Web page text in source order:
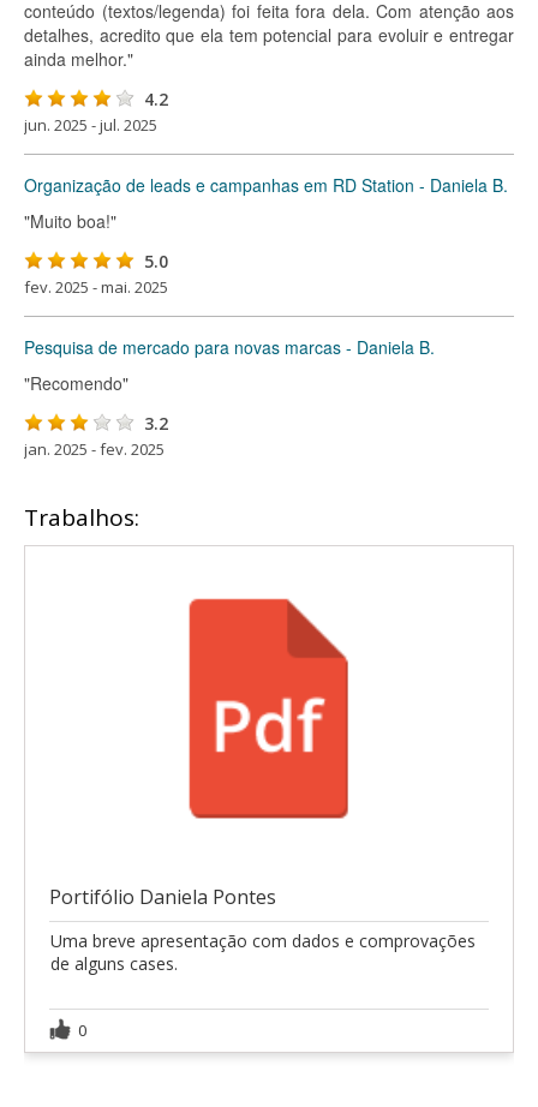
conteúdo (textos/legenda) foi feita fora dela. Com atenção aos
detalhes, acredito que ela tem potencial para evoluir e entregar
ainda melhor."
4.2
jun. 2025 - jul. 2025
Organização de leads e campanhas em RD Station - Daniela B.
"Muito boa!"
5.0
fev. 2025 - mai. 2025
Pesquisa de mercado para novas marcas - Daniela B.
"Recomendo"
3.2
jan. 2025 - fev. 2025
Trabalhos:
Portifólio Daniela Pontes
Uma breve apresentação com dados e comprovações
de alguns cases.
0